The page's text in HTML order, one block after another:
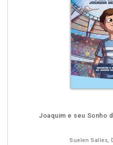
Joaquim e seu Sonho
Suelen Salles,